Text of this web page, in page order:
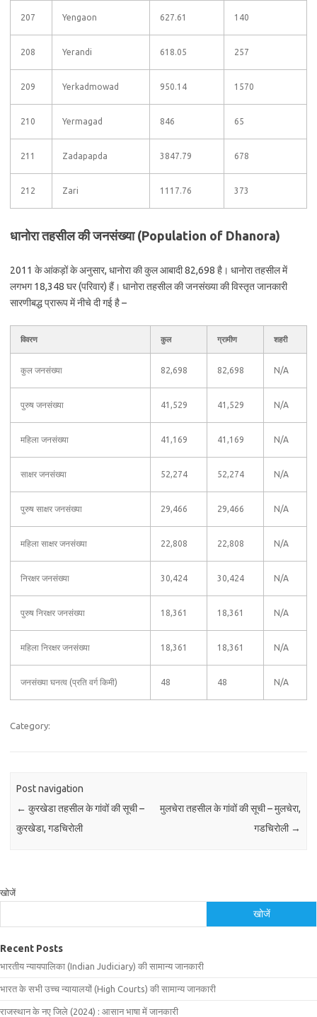
207 Yengaon 627.61 140
208 Yerandi 618.05 257
209 Yerkadmowad 950.14 1570
210 Yermagad 846 65
211 Zadapapda 3847.79 678
212 Zari 1117.76 373
धानोरा तहसील की जनसंख्या (Population of Dhanora)
2011 के आंकड़ों के अनुसार, धानोरा की कुल आबादी 82,698 है। धानोरा तहसील में
लगभग 18,348 घर (परिवार) हैं। धानोरा तहसील की जनसंख्या की विस्तृत जानकारी
सारणीबद्ध प्रारूप में नीचे दी गई है –
विवरण कुल ग्रामीण शहरी
कुल जनसंख्या 82,698 82,698 N/A
पुरुष जनसंख्या 41,529 41,529 N/A
महिला जनसंख्या 41,169 41,169 N/A
साक्षर जनसंख्या 52,274 52,274 N/A
पुरुष साक्षर जनसंख्या 29,466 29,466 N/A
महिला साक्षर जनसंख्या 22,808 22,808 N/A
निरक्षर जनसंख्या 30,424 30,424 N/A
पुरुष निरक्षर जनसंख्या 18,361 18,361 N/A
महिला निरक्षर जनसंख्या 18,361 18,361 N/A
जनसंख्या घनत्व (प्रति वर्ग किमी) 48 48 N/A
Category:
Post navigation
← कुरखेडा तहसील के गांवों की सूची –
कुरखेडा, गडचिरोली
मुलचेरा तहसील के गांवों की सूची – मुलचेरा,
गडचिरोली →
खोजें
खोजें
Recent Posts
भारतीय न्यायपालिका (Indian Judiciary) की सामान्य जानकारी
भारत के सभी उच्च न्यायालयों (High Courts) की सामान्य जानकारी
राजस्थान के नए जिले (2024) : आसान भाषा में जानकारी